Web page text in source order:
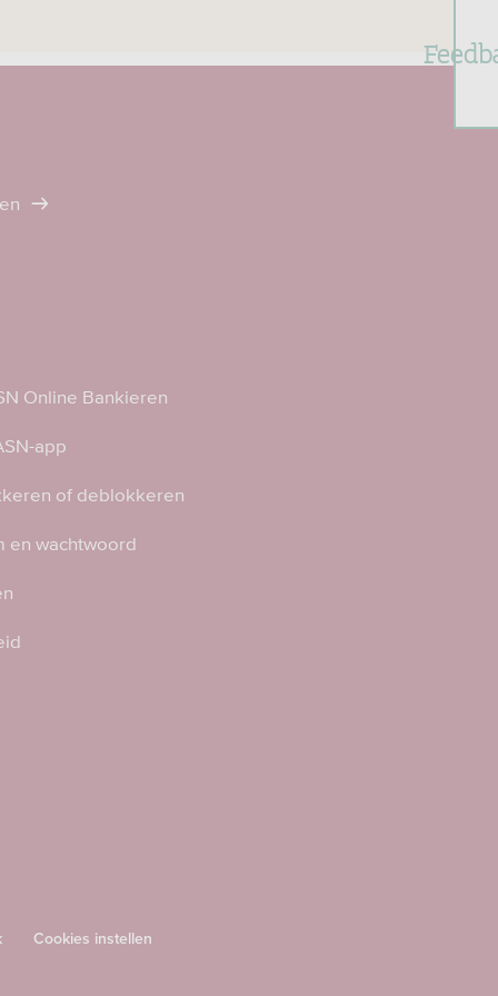
Online Bankieren
app
of deblokkeren
en wachtwoord
Cookies instellen